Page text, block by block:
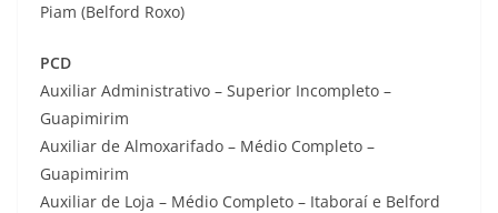
Piam (Belford Roxo)
PCD
Auxiliar Administrativo – Superior Incompleto –
Guapimirim
Auxiliar de Almoxarifado – Médio Completo –
Guapimirim
Auxiliar de Loja – Médio Completo – Itaboraí e Belford